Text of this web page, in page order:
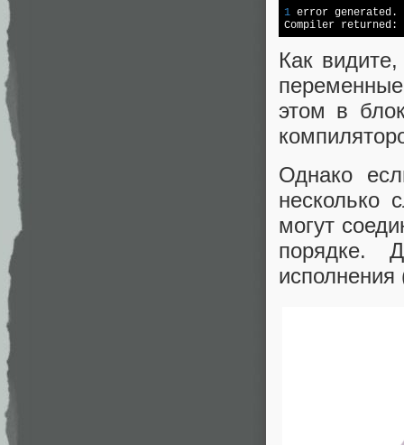
1 error generated.
Compiler returned:
Как
этом в
Однако
несколько
могут
порядке.
исполнения